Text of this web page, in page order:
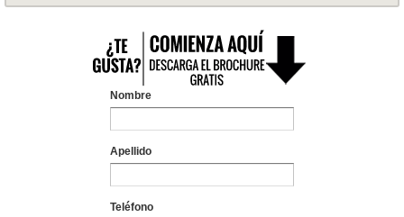
Nombre
Apellido
Teléfono